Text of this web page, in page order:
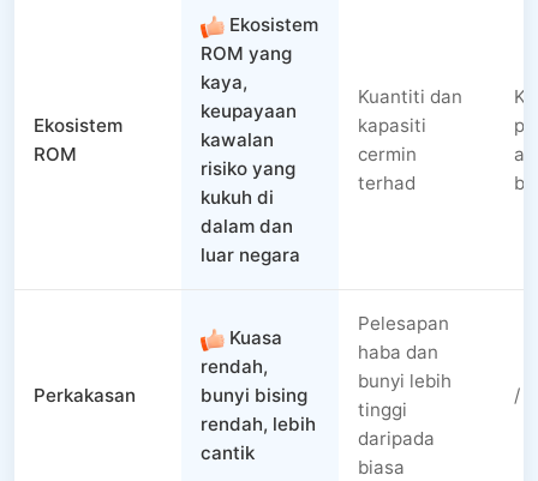
Ekosistem
ROM
Ekosistem
ROM yang
kaya,
keupayaan
kawalan
risiko yang
kukuh di
dalam dan
luar negara
Kuantiti dan
kapasiti
cermin
terhad
Perkakasan
Kuasa
rendah,
bunyi bising
rendah, lebih
cantik
Pelesapan
haba dan
bunyi lebih
tinggi
daripada
biasa
/